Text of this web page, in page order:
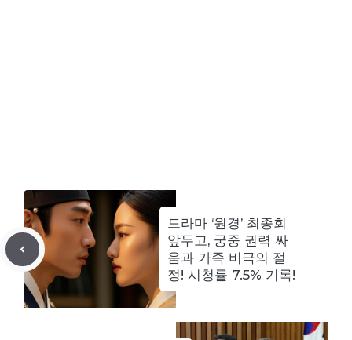
드라마 ‘원경’ 최종회
앞두고, 궁중 권력 싸
움과 가족 비극의 절
정! 시청률 7.5% 기록!